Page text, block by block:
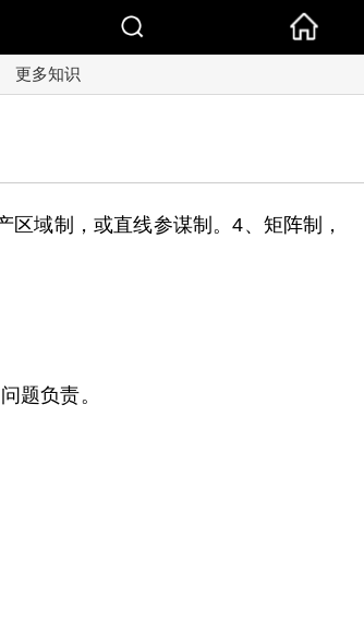
更多知识
域制，或直线参谋制。4、矩阵制，
题负责。